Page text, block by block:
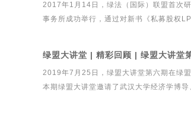
事务所、新浪财经再度携手，共同举办第
制高峰论坛暨国内首个绿色立体法律生态
2017年1月14日，绿法（国际）联盟首次
事务所成功举行，通过对新书《私募股权
立了私募股权LP的最新发展特点和趋势、
局的影响、私募股权与跨境并购等研究方
次会议取得了丰硕成果。
2019年7月25日，绿盟大讲堂第六期在绿盟
本期绿盟大讲堂邀请了武汉大学经济学博
生，他长期从事货币可兑换、国际收支、